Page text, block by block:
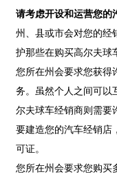
请考虑开设和运营您的
州、县或市会对您的经
护那些在购买高尔夫球
您所在州会要求您获得
务。虽然个人之间可以
尔夫球车经销商则需要
要建造您的汽车经销店
可证。
您所在州会要求您购买